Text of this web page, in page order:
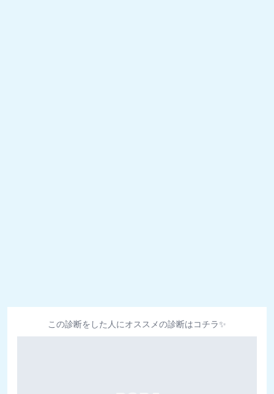
この診断をした人にオススメの診断はコチラ✨